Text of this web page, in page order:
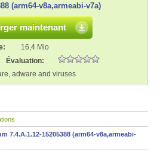
(arm64-v8a,armeabi-v7a)
maintenant
16,4 Mio
Évaluation:
adware and viruses
7.4.A.1.12-15205388 (arm64-v8a,armeabi-